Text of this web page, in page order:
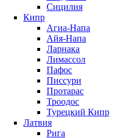
Сицилия
Кипр
Агиа-Напа
Айя-Напа
Ларнака
Лимассол
Пафос
Писсури
Протарас
Троодос
Турецкий Кипр
Латвия
Рига